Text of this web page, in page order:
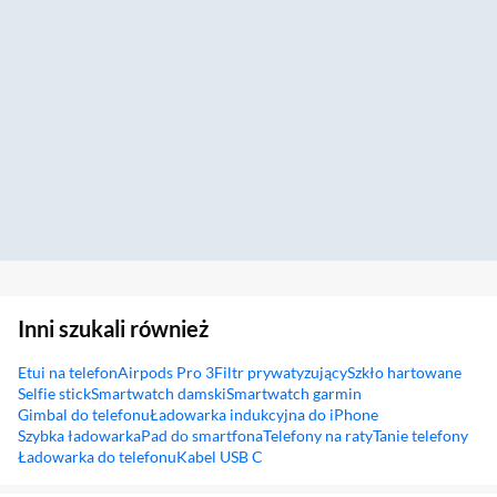
Inni szukali również
Etui na telefonAirpods Pro 3Filtr prywatyzującySzkło hartowane
Selfie stickSmartwatch damskiSmartwatch garmin
Gimbal do telefonuŁadowarka indukcyjna do iPhone
Szybka ładowarkaPad do smartfonaTelefony na ratyTanie telefony
Ładowarka do telefonuKabel USB C